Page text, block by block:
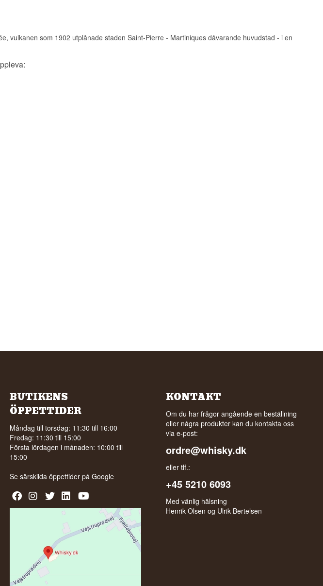
vulkanen som 1902 utplånade staden Saint-Pierre - Martiniques dåvarande huvudstad - i en
BUTIKENS
ÖPPETTIDER
Måndag till torsdag: 11:30 till 16:00
Fredag: 11:30 till 15:00
Första lördagen i månaden: 10:00 till
15:00
Se särskilda öppettider på Google
KONTAKT
Om du har frågor angående en beställning
eller några produkter kan du kontakta oss
via e-post:
ordre@whisky.dk
eller tlf.:
+45 5210 6093
Med vänlig hälsning
Henrik Olsen og Ulrik Bertelsen